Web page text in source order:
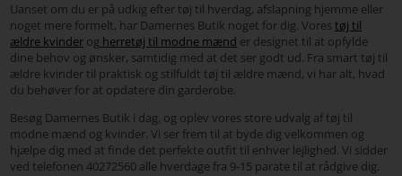
Uanset om du er på udkig efter tøj til hverdag, afslapning hjemme eller
noget mere formelt, har Damernes Butik noget for dig. Vorestøj til
ældre kvinder og herretøj til modne mænd er designet til at opfylde
dine behov og ønsker, samtidig med at det ser godt ud. Fra smart tøj til
ældre kvinder til praktisk og stilfuldt tøj til ældre mænd, vi har alt, hvad
du behøver for at opdatere din garderobe.
Besøg Damernes Butik i dag, og oplev vores store udvalg af tøj til
modne mænd og kvinder. Vi ser frem til at byde dig velkommen og
hjælpe dig med at finde det perfekte outfit til enhver lejlighed. Vi sidder
ved telefonen 40272560 alle hverdage fra 9-15 parate til at rådgive dig.